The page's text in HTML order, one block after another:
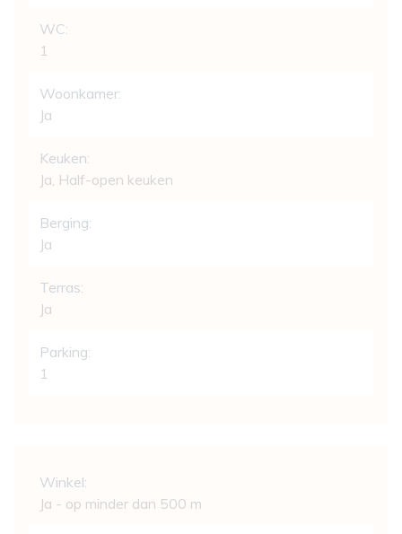
WC:
1
Woonkamer:
Ja
Keuken:
Ja , Half-open keuken
Berging:
Ja
Terras:
Ja
Parking:
1
Winkel:
Ja - op minder dan 500 m